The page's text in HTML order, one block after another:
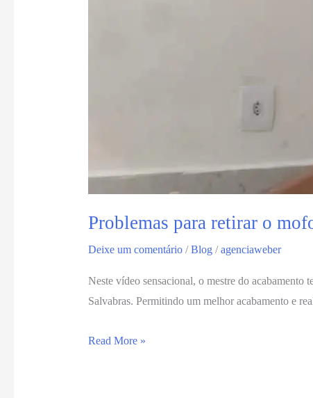
Problemas para retirar o
Deixe um comentário /Blog/agenciaweber
Neste vídeo sensacional, o mestre do acabamento
Salvabras. Permitindo um melhor acabamento e
Read More »